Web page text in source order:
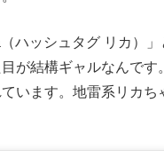
ハッシュタグ リカ）
が結構ギャルなんで
います。地雷系リカ